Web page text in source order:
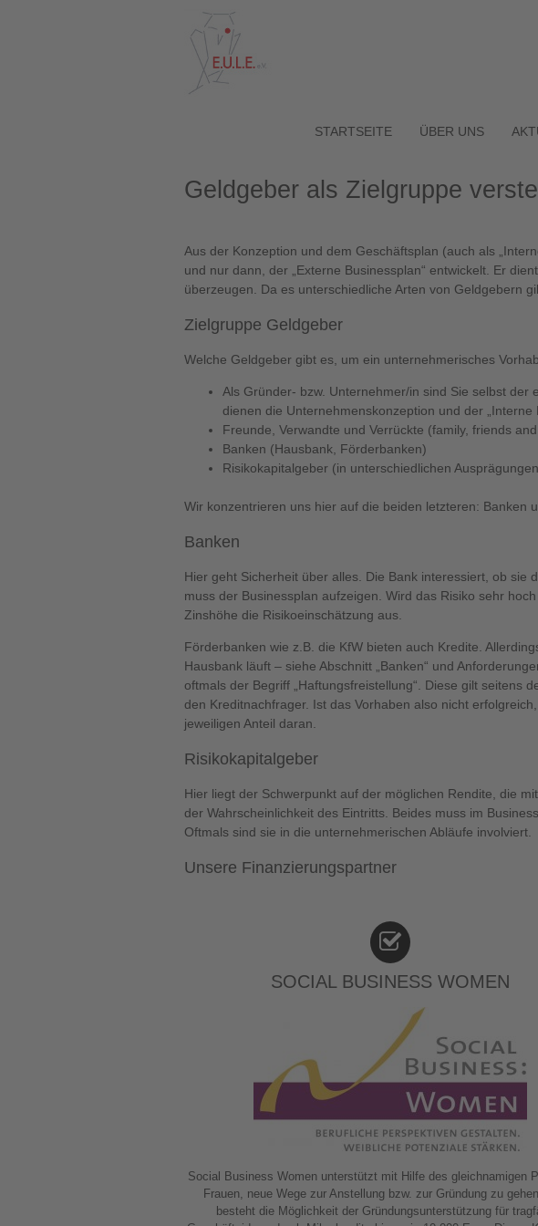
STARTSEITE ÜBER UNS
Geldgeber als Zielgruppe
Aus der Konzeption und dem Geschäftsplan (auch als
und nur dann, der „Externe Businessplan“ entwickelt. Er
überzeugen. Da es unterschiedliche Arten von Geldgebern
Zielgruppe Geldgeber
Welche Geldgeber gibt es, um ein unternehmerisches
Als Gründer- bzw. Unternehmer/in sind Sie selbst
dienen die Unternehmenskonzeption und der „Interne
Freunde, Verwandte und Verrückte (family, friends
Banken (Hausbank, Förderbanken)
Risikokapitalgeber (in unterschiedlichen
Wir konzentrieren uns hier auf die beiden letzteren: Banken
Banken
Hier geht Sicherheit über alles. Die Bank interessiert, ob
muss der Businessplan aufzeigen. Wird das Risiko sehr
Zinshöhe die Risikoeinschätzung aus.
Förderbanken wie z.B. die KfW bieten auch Kredite.
Hausbank läuft – siehe Abschnitt „Banken“ und
oftmals der Begriff „Haftungsfreistellung“. Diese gilt seitens
den Kreditnachfrager. Ist das Vorhaben also nicht
jeweiligen Anteil daran.
Risikokapitalgeber
Hier liegt der Schwerpunkt auf der möglichen Rendite, die
der Wahrscheinlichkeit des Eintritts. Beides muss im
Oftmals sind sie in die unternehmerischen Abläufe involviert.
Unsere Finanzierungspartner
SOCIAL BUSINESS WOMEN
Social Business Women unterstützt mit Hilfe des gleichnamigen
Frauen, neue Wege zur Anstellung bzw. zur Gründung zu
besteht die Möglichkeit der Gründungsunterstützung für